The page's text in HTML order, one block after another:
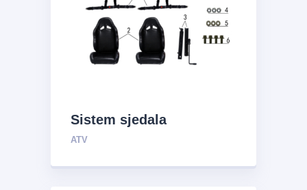
Sistem sjedala
ATV